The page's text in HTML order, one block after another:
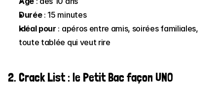
Durée : 15 minutes
Idéal pour : apéros entre amis, soirées familiales,
toute tablée qui veut rire
2. Crack List : le Petit Bac façon UNO